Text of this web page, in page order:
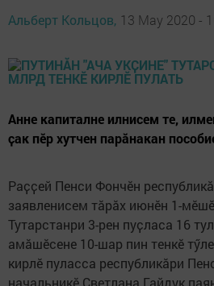
Альберт Кольцов, 13 May 2020 -
Анне капиталне илнисем те,
ҫак пӗр хутчен парӑнакан
Раҫҫей Пенси Фончӗн
заявленисем тӑрӑх июнӗн 1-
Тутарстанри 3-рен пуҫласа 16
амӑшӗсене 10-шар пин тенкӗ
кирлӗ пуласса республикӑри
начальникӗ Светлана Гайдук